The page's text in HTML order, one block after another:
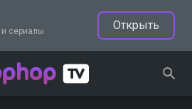
сериалы
Открыть